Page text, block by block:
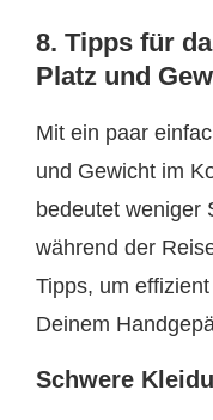
8. Tipps für
Platz und
Mit ein paar
und Gewicht im
bedeutet weniger
während der
Tipps, um
Deinem
Schwere